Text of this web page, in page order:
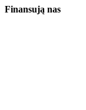
Finansują nas